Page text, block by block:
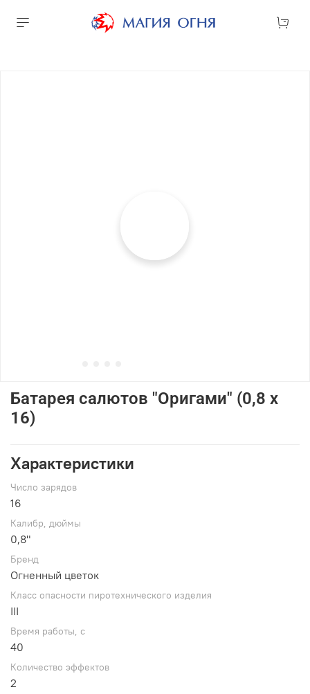
Батарея салютов "Оригами" (0,8 х
16)
Характеристики
Число зарядов
16
Калибр, дюймы
0,8"
Брeнд
Огненный цветок
Класс опасности пиротехнического изделия
III
Время работы, с
40
Количество эффектов
2